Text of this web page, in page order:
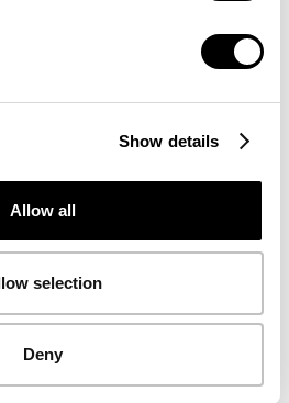
Show details
Allow all
selection
Deny
noleggiare?